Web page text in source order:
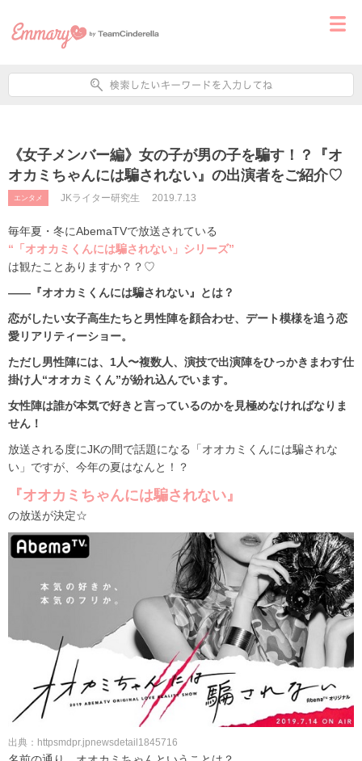
《女子メンバー編》女の子が男の子を騙す！？『オ
オカミちゃんには騙されない』の出演者をご紹介♡
エンタメ JKライター研究生 2019.7.13
毎年夏・冬にAbemaTVで放送されている
“「オオカミくんには騙されない」シリーズ”
は観たことありますか？？♡
――『オオカミくんには騙されない』とは？
恋がしたい女子高生たちと男性陣を顔合わせ、デート模様を追う恋
愛リアリティーショー。
ただし男性陣には、1人〜複数人、演技で出演陣をひっかきまわす仕
掛け人“オオカミくん”が紛れ込んでいます。
女性陣は誰が本気で好きと言っているのかを見極めなければなりま
せん！
放送される度にJKの間で話題になる「オオカミくんには騙されな
い」ですが、今年の夏はなんと！？
『オオカミちゃんには騙されない』
の放送が決定☆
出典：httpsmdpr.jpnewsdetail1845716